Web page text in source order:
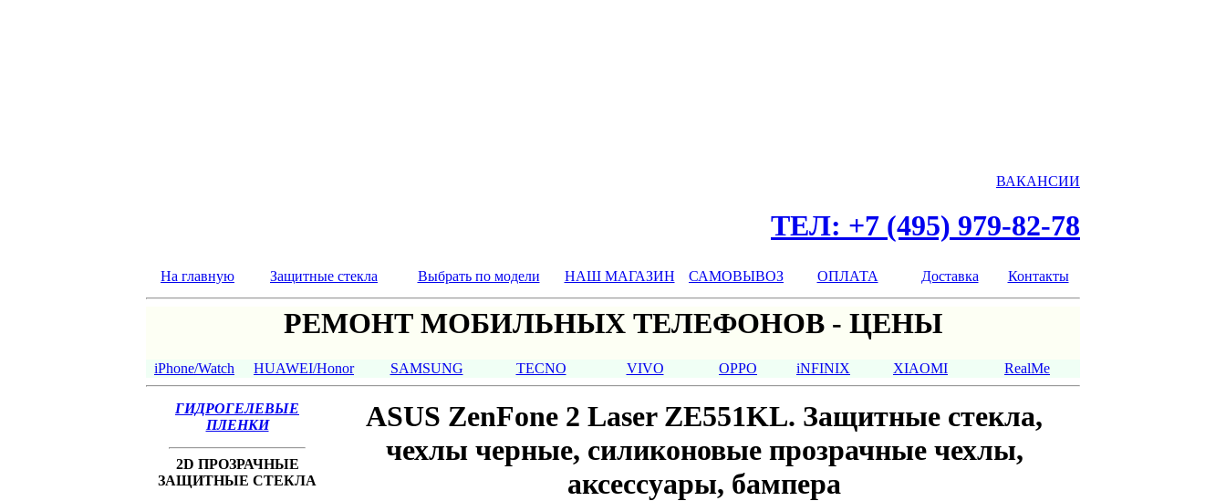
ВАКАНСИИ
ТЕЛ: +7 (495) 979-82-78
На главную Защитные стекла Выбрать по модели НАШ МАГАЗИН САМОВЫВОЗ ОПЛАТА Доставка Контакты
РЕМОНТ МОБИЛЬНЫХ ТЕЛЕФОНОВ - ЦЕНЫ
iPhone/Watch HUAWEI/Honor SAMSUNG TECNO VIVO OPPO iNFINIX XIAOMI RealMe
ГИДРОГЕЛЕВЫЕ
ПЛЕНКИ
2D ПРОЗРАЧНЫЕ
ЗАЩИТНЫЕ СТЕКЛА
ASUS ZenFone 2 Laser ZE551KL. Защитные стекла,
чехлы черные, силиконовые прозрачные чехлы,
аксессуары, бампера